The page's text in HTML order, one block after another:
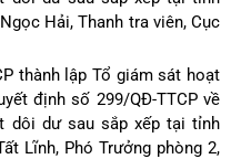
Hải, Thanh tra viên, Cục
thành lập Tổ giám sát hoạt
định số 299/QĐ-TTCP về
dôi dư sau sắp xếp tại tỉnh
Lĩnh, Phó Trưởng phòng 2,